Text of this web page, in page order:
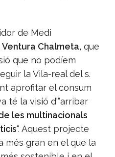
de Medi
Ventura Chalmeta, que
que no podíem
la Vila-real del s.
aprofitar el consum
té la visió d'”arribar
les multinacionals
“. Aquest projecte
més gran en el que la